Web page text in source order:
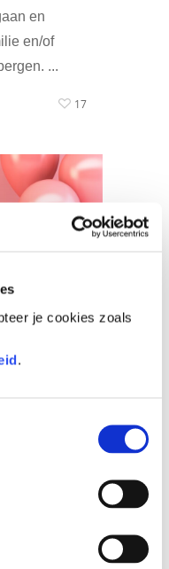
je cookies zoals
.
en
en/of
...
17
ongezond